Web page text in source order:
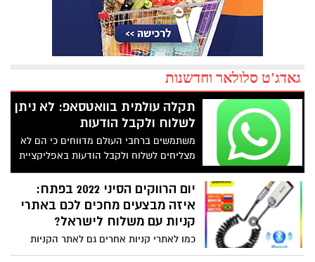
גאדג'ט סלולאר וחדשנות
תקלה עולמית בוואטסאפ: לא ניתן
לשלוח ולקבל הודעות
משתמשים ברחבי העולם מדווחים כי הם לא
מצליחים לשלוח ולקבל הודעות באפליקציית
וואטסאפ בדקות האחרונות גם בנייד וגם
במחשב
יום הרווקים הסיני 2022 בפתח:
איזה מבצעים מחכים לכם באתרי
קניות עם משלוח לישראל?
כמו לאתרי קניות אחרים גם לאתר הקניות
הסיני עליאקספרס יש דירוג מוצרים פנימי.